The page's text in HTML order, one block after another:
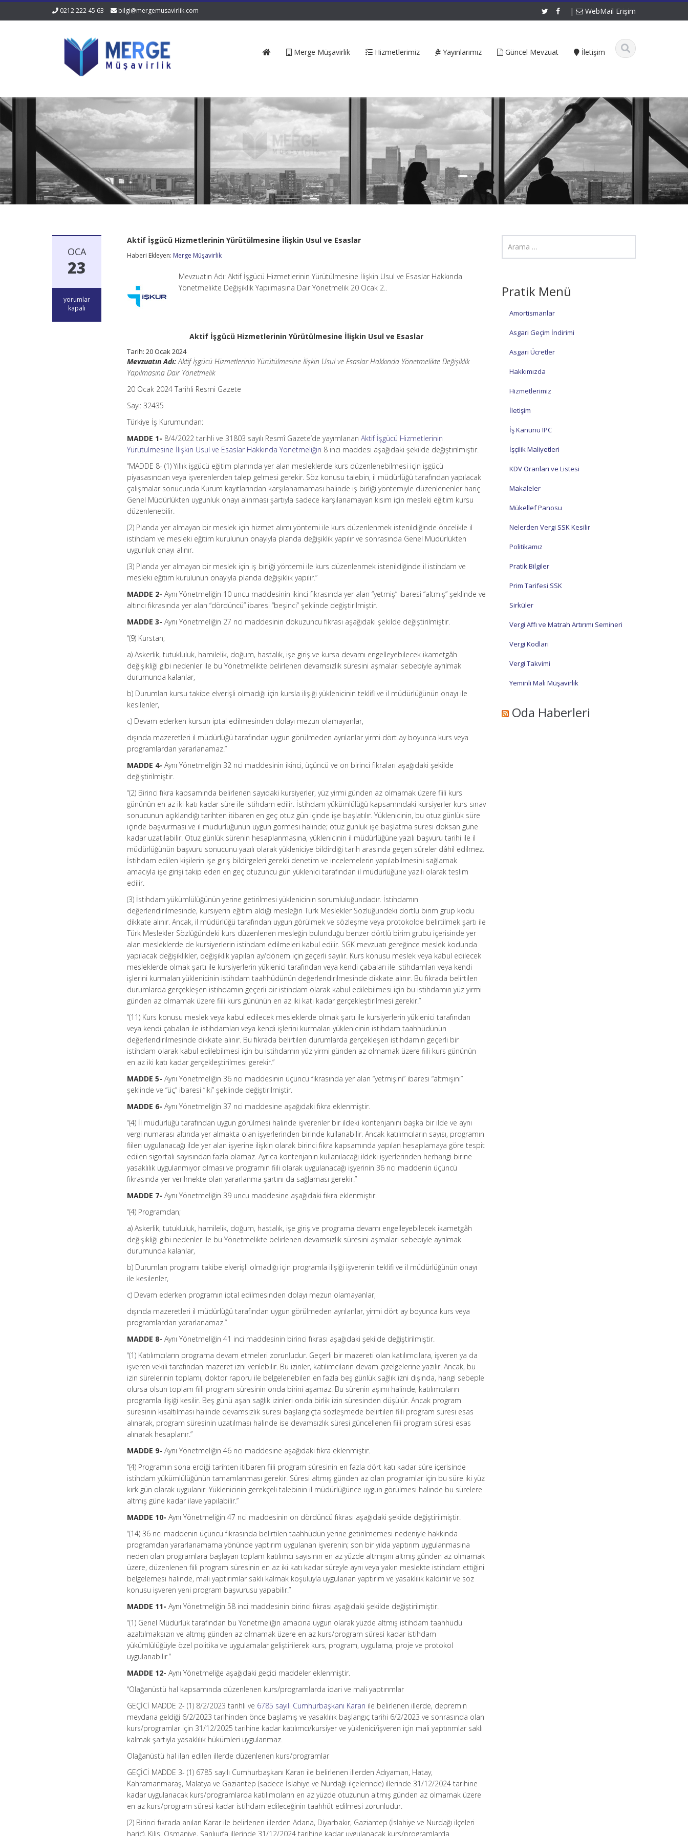
0212 222 45 63 bilgi@mergemusavirlik.com | WebMail Erişim
Merge Müşavirlik Hizmetlerimiz Yayınlarımız Güncel Mevzuat İletişim
OCA
23
Aktif
İşgücü
yorumlar
kapalı
Aktif İşgücü Hizmetlerinin Yürütülmesine İlişkin Usul ve Esaslar
Haberi Ekleyen: Merge Müşavirlik
Mevzuatın Adı: Aktif İşgücü Hizmetlerinin Yürütülmesine İlişkin Usul ve Esaslar Hakkında
Yönetmelikte Değişiklik Yapılmasına Dair Yönetmelik 20 Ocak 2..
Aktif İşgücü Hizmetlerinin Yürütülmesine İlişkin Usul ve Esaslar
Tarih: 20 Ocak 2024
Mevzuatın Adı: Aktif İşgücü Hizmetlerinin Yürütülmesine İlişkin Usul ve Esaslar Hakkında Yönetmelikte Değişiklik
Yapılmasına Dair Yönetmelik
20 Ocak 2024 Tarihli Resmi Gazete
Sayı: 32435
Türkiye İş Kurumundan:
MADDE 1- 8/4/2022 tarihli ve 31803 sayılı Resmî Gazete’de yayımlananAktif İşgücü Hizmetlerinin
Yürütülmesine İlişkin Usul ve Esaslar Hakkında Yönetmeliğin 8 inci maddesi aşağıdaki şekilde değiştirilmiştir.
“MADDE 8- (1) Yıllık işgücü eğitim planında yer alan mesleklerde kurs düzenlenebilmesi için işgücü
piyasasından veya işverenlerden talep gelmesi gerekir. Söz konusu talebin, il müdürlüğü tarafından yapılacak
çalışmalar sonucunda Kurum kayıtlarından karşılanamaması halinde iş birliği yöntemiyle düzenlenenler hariç
Genel Müdürlükten uygunluk onayı alınması şartıyla sadece karşılanamayan kısım için mesleki eğitim kursu
düzenlenebilir.
(2) Planda yer almayan bir meslek için hizmet alımı yöntemi ile kurs düzenlenmek istenildiğinde öncelikle il
istihdam ve mesleki eğitim kurulunun onayıyla planda değişiklik yapılır ve sonrasında Genel Müdürlükten
uygunluk onayı alınır.
(3) Planda yer almayan bir meslek için iş birliği yöntemi ile kurs düzenlenmek istenildiğinde il istihdam ve
mesleki eğitim kurulunun onayıyla planda değişiklik yapılır.”
MADDE 2-Aynı Yönetmeliğin 10 uncu maddesinin ikinci fıkrasında yer alan “yetmiş” ibaresi “altmış” şeklinde ve
altıncı fıkrasında yer alan “dördüncü” ibaresi “beşinci” şeklinde değiştirilmiştir.
MADDE 3-Aynı Yönetmeliğin 27 nci maddesinin dokuzuncu fıkrası aşağıdaki şekilde değiştirilmiştir.
“(9) Kurstan;
a) Askerlik, tutukluluk, hamilelik, doğum, hastalık, işe giriş ve kursa devamı engelleyebilecek ikametgâh
değişikliği gibi nedenler ile bu Yönetmelikte belirlenen devamsızlık süresini aşmaları sebebiyle ayrılmak
durumunda kalanlar,
b) Durumları kursu takibe elverişli olmadığı için kursla ilişiği yüklenicinin teklifi ve il müdürlüğünün onayı ile
kesilenler,
c) Devam ederken kursun iptal edilmesinden dolayı mezun olamayanlar,
dışında mazeretleri il müdürlüğü tarafından uygun görülmeden ayrılanlar yirmi dört ay boyunca kurs veya
programlardan yararlanamaz.”
MADDE 4-Aynı Yönetmeliğin 32 nci maddesinin ikinci, üçüncü ve on birinci fıkraları aşağıdaki şekilde
değiştirilmiştir.
“(2) Birinci fıkra kapsamında belirlenen sayıdaki kursiyerler, yüz yirmi günden az olmamak üzere fiili kurs
gününün en az iki katı kadar süre ile istihdam edilir. İstihdam yükümlülüğü kapsamındaki kursiyerler kurs sınav
sonucunun açıklandığı tarihten itibaren en geç otuz gün içinde işe başlatılır. Yüklenicinin, bu otuz günlük süre
içinde başvurması ve il müdürlüğünün uygun görmesi halinde; otuz günlük işe başlatma süresi doksan güne
kadar uzatılabilir. Otuz günlük sürenin hesaplanmasına, yüklenicinin il müdürlüğüne yazılı başvuru tarihi ile il
müdürlüğünün başvuru sonucunu yazılı olarak yükleniciye bildirdiği tarih arasında geçen süreler dâhil edilmez.
İstihdam edilen kişilerin işe giriş bildirgeleri gerekli denetim ve incelemelerin yapılabilmesini sağlamak
amacıyla işe girişi takip eden en geç otuzuncu gün yüklenici tarafından il müdürlüğüne yazılı olarak teslim
edilir.
(3) İstihdam yükümlülüğünün yerine getirilmesi yüklenicinin sorumluluğundadır. İstihdamın
değerlendirilmesinde, kursiyerin eğitim aldığı mesleğin Türk Meslekler Sözlüğündeki dörtlü birim grup kodu
dikkate alınır. Ancak, il müdürlüğü tarafından uygun görülmek ve sözleşme veya protokolde belirtilmek şartı ile
Türk Meslekler Sözlüğündeki kurs düzenlenen mesleğin bulunduğu benzer dörtlü birim grubu içerisinde yer
alan mesleklerde de kursiyerlerin istihdam edilmeleri kabul edilir. SGK mevzuatı gereğince meslek kodunda
yapılacak değişiklikler, değişiklik yapılan ay/dönem için geçerli sayılır. Kurs konusu meslek veya kabul edilecek
mesleklerde olmak şartı ile kursiyerlerin yüklenici tarafından veya kendi çabaları ile istihdamları veya kendi
işlerini kurmaları yüklenicinin istihdam taahhüdünün değerlendirilmesinde dikkate alınır. Bu fıkrada belirtilen
durumlarda gerçekleşen istihdamın geçerli bir istihdam olarak kabul edilebilmesi için bu istihdamın yüz yirmi
günden az olmamak üzere fiili kurs gününün en az iki katı kadar gerçekleştirilmesi gerekir.”
“(11) Kurs konusu meslek veya kabul edilecek mesleklerde olmak şartı ile kursiyerlerin yüklenici tarafından
veya kendi çabaları ile istihdamları veya kendi işlerini kurmaları yüklenicinin istihdam taahhüdünün
değerlendirilmesinde dikkate alınır. Bu fıkrada belirtilen durumlarda gerçekleşen istihdamın geçerli bir
istihdam olarak kabul edilebilmesi için bu istihdamın yüz yirmi günden az olmamak üzere fiili kurs gününün
en az iki katı kadar gerçekleştirilmesi gerekir.”
MADDE 5-Aynı Yönetmeliğin 36 ncı maddesinin üçüncü fıkrasında yer alan “yetmişini” ibaresi “altmışını”
şeklinde ve “üç” ibaresi “iki” şeklinde değiştirilmiştir.
MADDE 6-Aynı Yönetmeliğin 37 nci maddesine aşağıdaki fıkra eklenmiştir.
“(4) İl müdürlüğü tarafından uygun görülmesi halinde işverenler bir ildeki kontenjanını başka bir ilde ve aynı
vergi numarası altında yer almakta olan işyerlerinden birinde kullanabilir. Ancak katılımcıların sayısı, programın
fiilen uygulanacağı ilde yer alan işyerine ilişkin olarak birinci fıkra kapsamında yapılan hesaplamaya göre tespit
edilen sigortalı sayısından fazla olamaz. Ayrıca kontenjanın kullanılacağı ildeki işyerlerinden herhangi birine
yasaklılık uygulanmıyor olması ve programın fiili olarak uygulanacağı işyerinin 36 ncı maddenin üçüncü
fıkrasında yer verilmekte olan yararlanma şartını da sağlaması gerekir.”
MADDE 7-Aynı Yönetmeliğin 39 uncu maddesine aşağıdaki fıkra eklenmiştir.
“(4) Programdan;
a) Askerlik, tutukluluk, hamilelik, doğum, hastalık, işe giriş ve programa devamı engelleyebilecek ikametgâh
değişikliği gibi nedenler ile bu Yönetmelikte belirlenen devamsızlık süresini aşmaları sebebiyle ayrılmak
durumunda kalanlar,
b) Durumları programı takibe elverişli olmadığı için programla ilişiği işverenin teklifi ve il müdürlüğünün onayı
ile kesilenler,
c) Devam ederken programın iptal edilmesinden dolayı mezun olamayanlar,
dışında mazeretleri il müdürlüğü tarafından uygun görülmeden ayrılanlar, yirmi dört ay boyunca kurs veya
programlardan yararlanamaz.”
MADDE 8-Aynı Yönetmeliğin 41 inci maddesinin birinci fıkrası aşağıdaki şekilde değiştirilmiştir.
“(1) Katılımcıların programa devam etmeleri zorunludur. Geçerli bir mazereti olan katılımcılara, işveren ya da
işveren vekili tarafından mazeret izni verilebilir. Bu izinler, katılımcıların devam çizelgelerine yazılır. Ancak, bu
izin sürelerinin toplamı, doktor raporu ile belgelenebilen en fazla beş günlük sağlık izni dışında, hangi sebeple
olursa olsun toplam fiili program süresinin onda birini aşamaz. Bu sürenin aşımı halinde, katılımcıların
programla ilişiği kesilir. Beş günü aşan sağlık izinleri onda birlik izin süresinden düşülür. Ancak program
süresinin kısaltılması halinde devamsızlık süresi başlangıçta sözleşmede belirtilen fiili program süresi esas
alınarak, program süresinin uzatılması halinde ise devamsızlık süresi güncellenen fiili program süresi esas
alınarak hesaplanır.”
MADDE 9-Aynı Yönetmeliğin 46 ncı maddesine aşağıdaki fıkra eklenmiştir.
“(4) Programın sona erdiği tarihten itibaren fiili program süresinin en fazla dört katı kadar süre içerisinde
istihdam yükümlülüğünün tamamlanması gerekir. Süresi altmış günden az olan programlar için bu süre iki yüz
kırk gün olarak uygulanır. Yüklenicinin gerekçeli talebinin il müdürlüğünce uygun görülmesi halinde bu sürelere
altmış güne kadar ilave yapılabilir.”
MADDE 10-Aynı Yönetmeliğin 47 nci maddesinin on dördüncü fıkrası aşağıdaki şekilde değiştirilmiştir.
“(14) 36 ncı maddenin üçüncü fıkrasında belirtilen taahhüdün yerine getirilmemesi nedeniyle hakkında
programdan yararlanamama yönünde yaptırım uygulanan işverenin; son bir yılda yaptırım uygulanmasına
neden olan programlara başlayan toplam katılımcı sayısının en az yüzde altmışını altmış günden az olmamak
üzere, düzenlenen fiili program süresinin en az iki katı kadar süreyle aynı veya yakın meslekte istihdam ettiğini
belgelemesi halinde, mali yaptırımlar saklı kalmak koşuluyla uygulanan yaptırım ve yasaklılık kaldırılır ve söz
konusu işveren yeni program başvurusu yapabilir.”
MADDE 11-Aynı Yönetmeliğin 58 inci maddesinin birinci fıkrası aşağıdaki şekilde değiştirilmiştir.
“(1) Genel Müdürlük tarafından bu Yönetmeliğin amacına uygun olarak yüzde altmış istihdam taahhüdü
azaltılmaksızın ve altmış günden az olmamak üzere en az kurs/program süresi kadar istihdam
yükümlülüğüyle özel politika ve uygulamalar geliştirilerek kurs, program, uygulama, proje ve protokol
uygulanabilir.”
MADDE 12-Aynı Yönetmeliğe aşağıdaki geçici maddeler eklenmiştir.
“Olağanüstü hal kapsamında düzenlenen kurs/programlarda idari ve mali yaptırımlar
GEÇİCİ MADDE 2- (1) 8/2/2023 tarihli ve 6785 sayılı Cumhurbaşkanı Kararı ile belirlenen illerde, depremin
meydana geldiği 6/2/2023 tarihinden önce başlamış ve yasaklılık başlangıç tarihi 6/2/2023 ve sonrasında olan
kurs/programlar için 31/12/2025 tarihine kadar katılımcı/kursiyer ve yüklenici/işveren için mali yaptırımlar saklı
kalmak şartıyla yasaklılık hükümleri uygulanmaz.
Olağanüstü hal ilan edilen illerde düzenlenen kurs/programlar
GEÇİCİ MADDE 3- (1) 6785 sayılı Cumhurbaşkanı Kararı ile belirlenen illerden Adıyaman, Hatay,
Kahramanmaraş, Malatya ve Gaziantep (sadece İslahiye ve Nurdağı ilçelerinde) illerinde 31/12/2024 tarihine
kadar uygulanacak kurs/programlarda katılımcıların en az yüzde otuzunun altmış günden az olmamak üzere
en az kurs/program süresi kadar istihdam edileceğinin taahhüt edilmesi zorunludur.
(2) Birinci fıkrada anılan Karar ile belirlenen illerden Adana, Diyarbakır, Gaziantep (İslahiye ve Nurdağı ilçeleri
hariç), Kilis, Osmaniye, Şanlıurfa illerinde 31/12/2024 tarihine kadar uygulanacak kurs/programlarda
Pratik Menü
Amortismanlar
Asgari Geçim İndirimi
Asgari Ücretler
Hakkımızda
Hizmetlerimiz
İletişim
İş Kanunu IPC
İşçilik Maliyetleri
KDV Oranları ve Listesi
Makaleler
Mükellef Panosu
Nelerden Vergi SSK Kesilir
Politikamız
Pratik Bilgiler
Prim Tarifesi SSK
Sirküler
Vergi Affı ve Matrah Artırımı Semineri
Vergi Kodları
Vergi Takvimi
Yeminli Mali Müşavirlik
Oda Haberleri